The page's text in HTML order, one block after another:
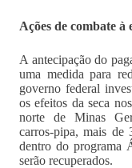
Ações de combate à
A antecipação do
uma medida para
governo federal
os efeitos da seca
norte de Minas
carros-pipa, mais de
dentro do programa
serão recuperados.